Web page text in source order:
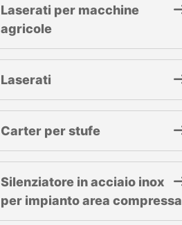
Laserati per macchine
agricole
Laserati
Carter per stufe
Silenziatore in acciaio inox
per impianto area compressa